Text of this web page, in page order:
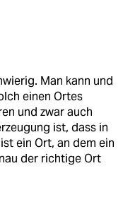
Man kann und
einen Ortes
und zwar auch
ist, dass in
ein Ort, an dem ein
der richtige Ort